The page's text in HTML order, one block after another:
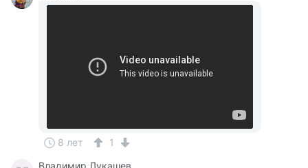
8 лет 1
Владимир Лукашев